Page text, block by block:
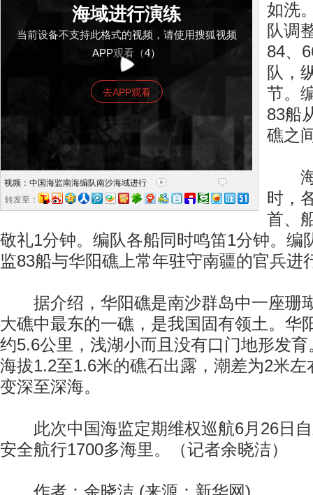
海域进行演练
当前设备不支持此格式的视频，请使用搜狐视频
APP观看（4）
去APP观看
视频：中国海监南海编队南沙海域进行
转发至：
如洗
队调
84、
队，
节。
83船
礁之
海
时，
首、
敬礼1分钟。编队各船同时鸣笛1分钟。编
监83船与华阳礁上常年驻守南疆的官兵进
据介绍，华阳礁是南沙群岛中一座珊
大礁中最东的一礁，是我国固有领土。华
约5.6公里，浅湖小而且没有口门地形发
海拔1.2至1.6米的礁石出露，潮差为2米
变深至深海。
此次中国海监定期维权巡航6月26日自
安全航行1700多海里。（记者余晓洁）